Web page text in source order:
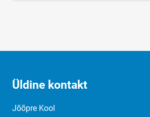
Üldine kontakt
Jõõpre Kool